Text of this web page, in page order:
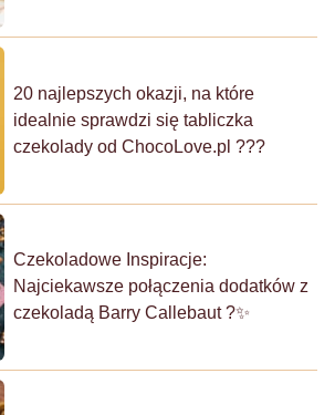
20 najlepszych okazji, na które
idealnie sprawdzi się tabliczka
czekolady od ChocoLove.pl ???
Czekoladowe Inspiracje:
Najciekawsze połączenia dodatków z
czekoladą Barry Callebaut ?✨